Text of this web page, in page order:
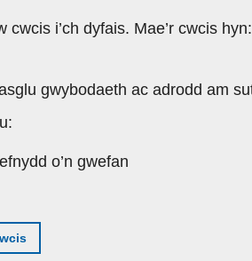
i’ch dyfais. Mae’r cwcis hyn:
gwybodaeth ac adrodd am
o’n gwefan